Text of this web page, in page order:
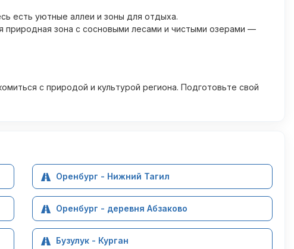
есть уютные аллеи и зоны для отдыха.
природная зона с сосновыми лесами и чистыми озерами —
с природой и культурой региона. Подготовьте свой
Оренбург - Нижний Тагил
Оренбург - деревня Абзаково
Бузулук - Курган